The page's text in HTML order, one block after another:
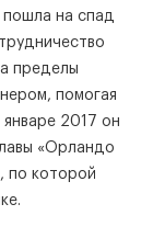
на спад
пределы
помогая
2017 он
«Орландо
по которой